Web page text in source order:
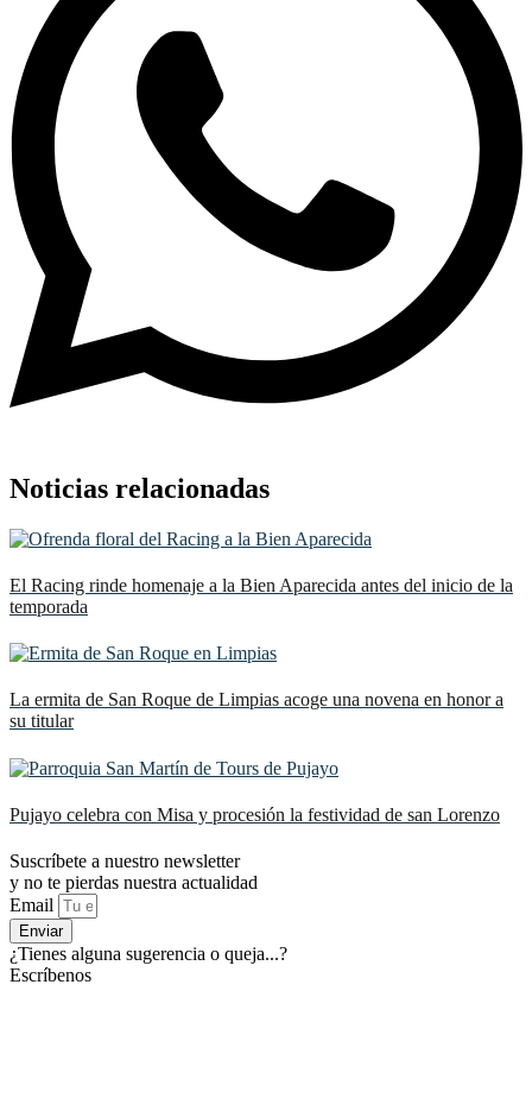
Noticias relacionadas
El Racing rinde homenaje a la Bien Aparecida antes del inicio de la
temporada
La ermita de San Roque de Limpias acoge una novena en honor a
su titular
Pujayo celebra con Misa y procesión la festividad de san Lorenzo
Suscríbete a nuestro newsletter
y no te pierdas nuestra actualidad
Email
Enviar
¿Tienes alguna sugerencia o queja...?
Escríbenos